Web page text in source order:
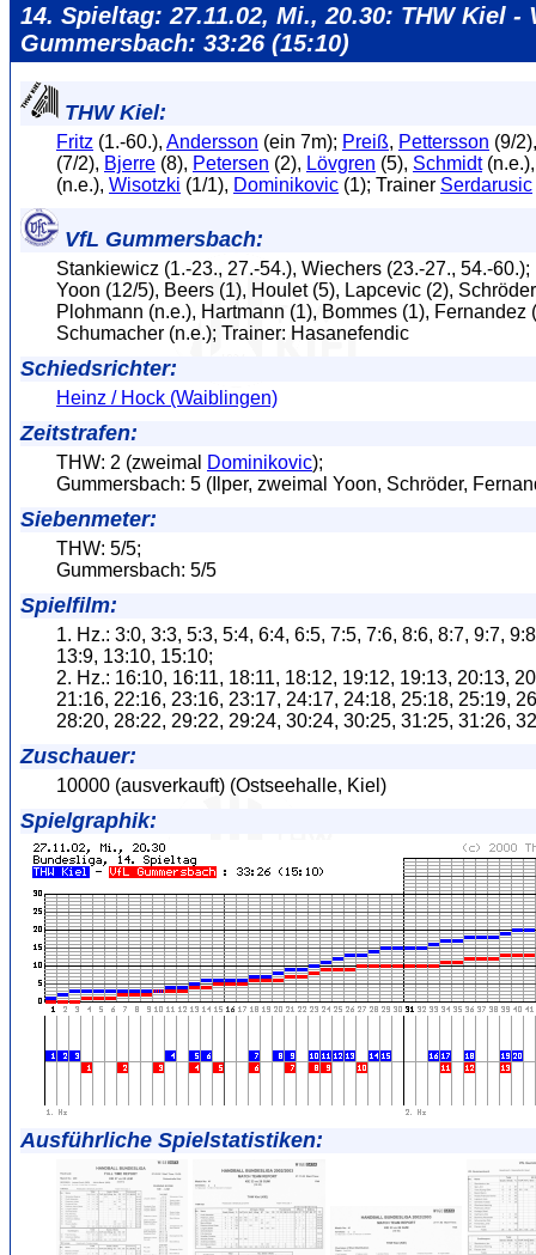
14. Spieltag: 27.11.02, Mi., 20.30: THW Kiel -
Gummersbach: 33:26 (15:10)
THW Kiel:
Fritz (1.-60.), Andersson (ein 7m); Preiß, Pettersson (9/
(7/2), Bjerre (8), Petersen (2), Lövgren (5), Schmidt
(n.e.), Wisotzki (1/1), Dominikovic (1); Trainer Serdarusic
VfL Gummersbach:
Stankiewicz (1.-23., 27.-54.), Wiechers (23.-27., 54.-60.);
Yoon (12/5), Beers (1), Houlet (5), Lapcevic (2),
Plohmann (n.e.), Hartmann (1), Bommes (1), Fernandez
Schumacher (n.e.); Trainer: Hasanefendic
Schiedsrichter:
Heinz / Hock (Waiblingen)
Zeitstrafen:
THW: 2 (zweimal Dominikovic);
Gummersbach: 5 (Ilper, zweimal Yoon, Schröder,
Siebenmeter:
THW: 5/5;
Gummersbach: 5/5
Spielfilm:
1. Hz.: 3:0, 3:3, 5:3, 5:4, 6:4, 6:5, 7:5, 7:6, 8:6, 8:7, 9:7,
13:9, 13:10, 15:10;
2. Hz.: 16:10, 16:11, 18:11, 18:12, 19:12, 19:13, 20:13,
21:16, 22:16, 23:16, 23:17, 24:17, 24:18, 25:18, 25:19,
28:20, 28:22, 29:22, 29:24, 30:24, 30:25, 31:25, 31:26,
Zuschauer:
10000 (ausverkauft) (Ostseehalle, Kiel)
Spielgraphik:
Ausführliche Spielstatistiken: